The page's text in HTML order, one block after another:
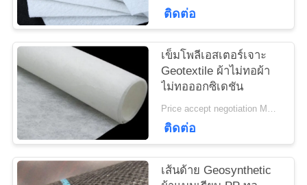
แผนผัง
เว็บไซต์
PRIVACY
POLICY
ติดต่อ
เข็มโพลีเอสเตอร์เจาะ
Geotextile ผ้าไม่ทอผ้า
ไม่ทอออกซิเดชัน
Price accept negotiation MOQ:100sq.m
ติดต่อ
เส้นด้าย Geosynthetic